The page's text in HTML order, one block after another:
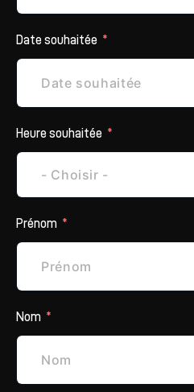
Date souhaitée
Heure souhaitée
Prénom
Nom